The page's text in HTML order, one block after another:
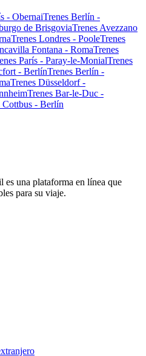
- ObernaiTrenes Berlín -
de BrisgoviaTrenes Avezzano
Trenes Londres - PooleTrenes
Fontana - RomaTrenes
París - Paray-le-MonialTrenes
- BerlínTrenes Berlín -
Trenes Düsseldorf -
Trenes Bar-le-Duc -
Cottbus - Berlín
es una plataforma en línea que
para su viaje.